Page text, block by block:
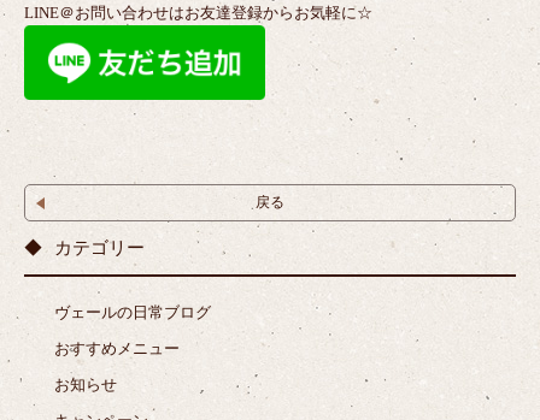
LINE＠お問い合わせはお友達登録からお気軽に☆
戻る
カテゴリー
ヴェールの日常ブログ
おすすめメニュー
お知らせ